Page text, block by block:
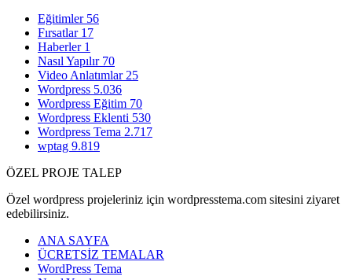
Eğitimler 56
Fırsatlar 17
Haberler 1
Nasıl Yapılır 70
Video Anlatımlar 25
Wordpress 5.036
Wordpress Eğitim 70
Wordpress Eklenti 530
Wordpress Tema 2.717
wptag 9.819
ÖZEL PROJE TALEP
Özel wordpress projeleriniz için wordpresstema.com sitesini ziyaret
edebilirsiniz.
ANA SAYFA
ÜCRETSİZ TEMALAR
WordPress Tema